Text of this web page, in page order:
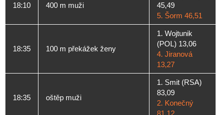
18:10 400 m muži
45,49
5. Šorm 46,51
18:35 100 m překážek ženy
1. Wojtunik
(POL) 13,06
4. Jiranová
13,27
18:35 oštěp muži
1. Smit (RSA)
83,09
2. Konečný
81,12